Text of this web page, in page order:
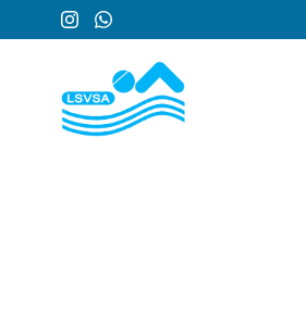
Inhalt